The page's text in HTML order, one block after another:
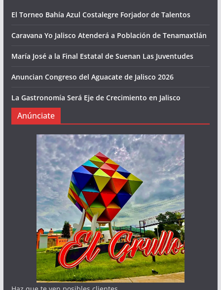
El Torneo Bahía Azul Costalegre Forjador de Talentos
Caravana Yo Jalisco Atenderá a Población de Tenamaxtlán
María José a la Final Estatal de Suenan Las Juventudes
Anuncian Congreso del Aguacate de Jalisco 2026
La Gastronomía Será Eje de Crecimiento en Jalisco
Anúnciate